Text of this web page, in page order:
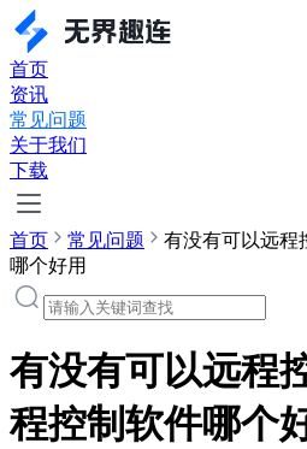
首页
资讯
常见问题
关于我们
下载
首页 常见问题
有没有可以远程
哪个好用
有没有可以远程
程控制软件哪个